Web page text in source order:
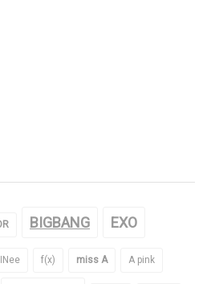
BIGBANG EXO
f(x) miss A A pink